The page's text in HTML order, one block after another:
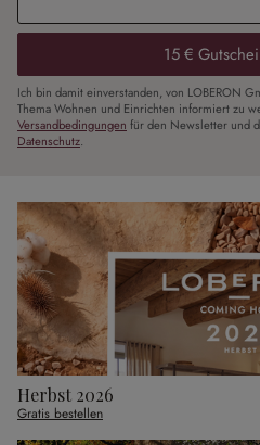
15 €
Ich bin damit einverstanden, von LOBERON
Thema Wohnen und Einrichten informiert zu
Versandbedingungen für den Newsletter und
Datenschutz.
Herbst 2026
Gratis bestellen